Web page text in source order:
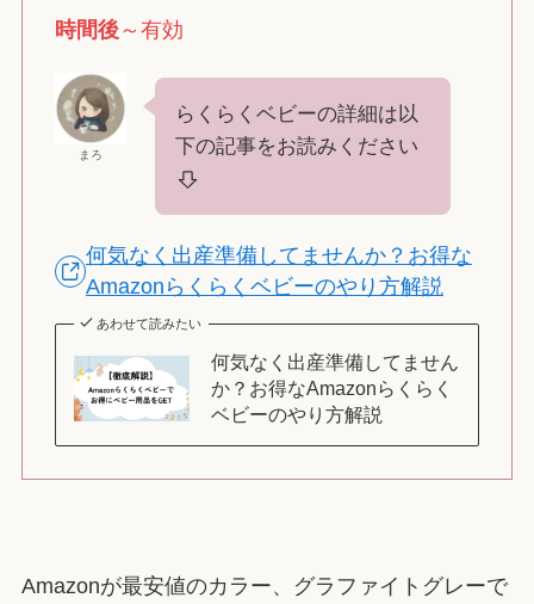
時間後～有効
まろ
らくらくベビーの詳細は以
下の記事をお読みください
何気なく出産準備してませんか？お得な
Amazonらくらくベビーのやり方解説
あわせて読みたい
何気なく出産準備してません
か？お得なAmazonらくらく
ベビーのやり方解説
Amazonが最安値のカラー、グラファイトグレーで